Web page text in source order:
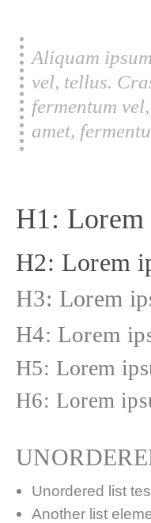
Aliquam
vel, tellus.
fermentum
amet,
H1:
H2: Lorem
H3: Lorem
H4: Lorem
H5: Lorem
H6: Lorem
Unordered list
Another list